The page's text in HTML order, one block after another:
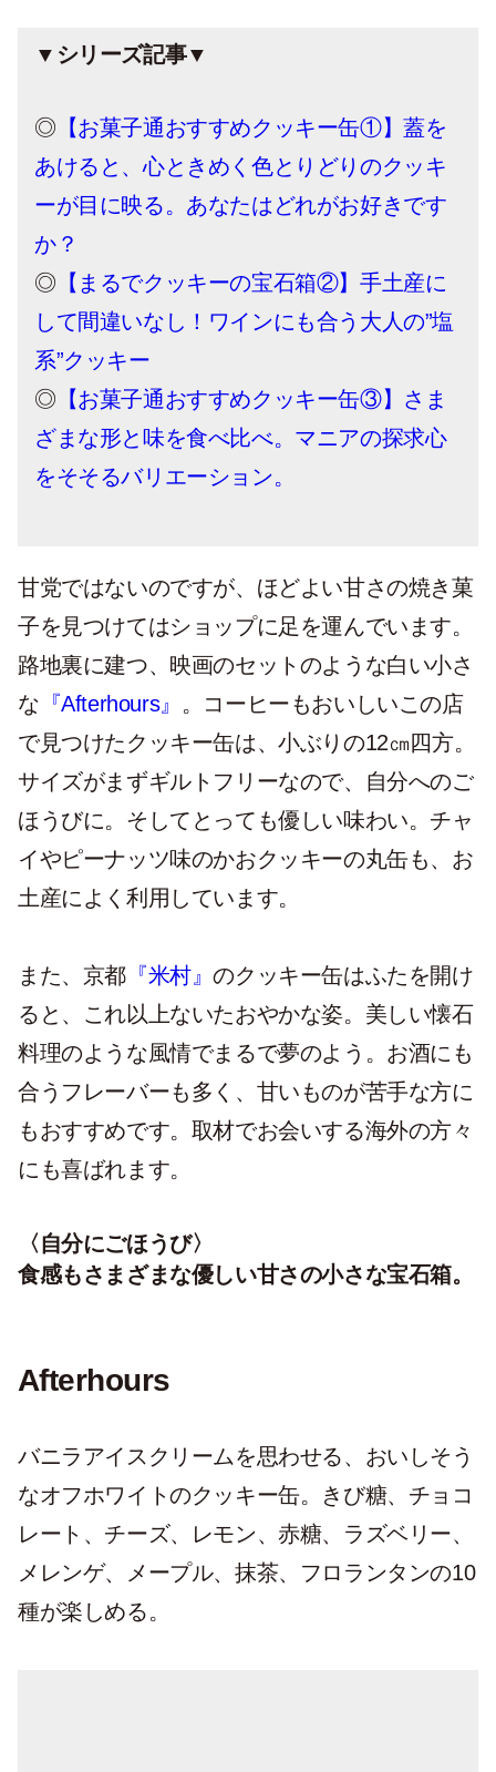
▼シリーズ記事▼
◎ 【お菓子通おすすめクッキー缶①】蓋を
あけると、心ときめく色とりどりのクッキ
ーが目に映る。あなたはどれがお好きです
か？
◎ 【まるでクッキーの宝石箱②】手土産に
して間違いなし！ワインにも合う大人の”塩
系”クッキー
◎ 【お菓子通おすすめクッキー缶③】さま
ざまな形と味を食べ比べ。マニアの探求心
をそそるバリエーション。
甘党ではないのですが、ほどよい甘さの焼き菓
子を見つけてはショップに足を運んでいます。
路地裏に建つ、映画のセットのような白い小さ
な 『Afterhours』 。コーヒーもおいしいこの店
で見つけたクッキー缶は、小ぶりの12㎝四方。
サイズがまずギルトフリーなので、自分へのご
ほうびに。そしてとっても優しい味わい。チャ
イやピーナッツ味のかおクッキーの丸缶も、お
土産によく利用しています。
また、京都 『米村』のクッキー缶はふたを開け
ると、これ以上ないたおやかな姿。美しい懐石
料理のような風情でまるで夢のよう。お酒にも
合うフレーバーも多く、甘いものが苦手な方に
もおすすめです。取材でお会いする海外の方々
にも喜ばれます。
〈自分にごほうび〉
食感もさまざまな優しい甘さの小さな宝石箱。
Afterhours
バニラアイスクリームを思わせる、おいしそう
なオフホワイトのクッキー缶。きび糖、チョコ
レート、チーズ、レモン、赤糖、ラズベリー、
メレンゲ、メープル、抹茶、フロランタンの10
種が楽しめる。